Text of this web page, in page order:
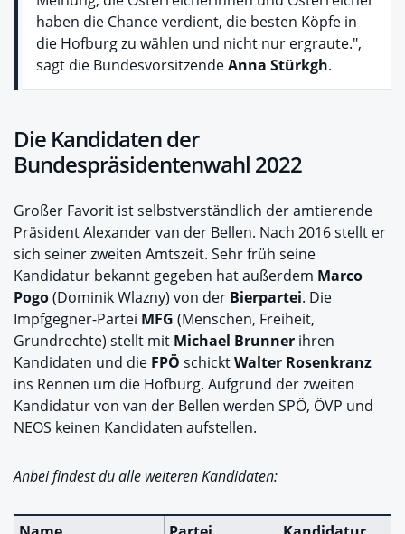
haben die Chance verdient, die besten Köpfe in
die Hofburg zu wählen und nicht nur ergraute.",
sagt die BundesvorsitzendeAnna Stürkgh.
Die Kandidaten der
Bundespräsidentenwahl 2022
Großer Favorit ist selbstverständlich der amtierende
Präsident Alexander van der Bellen. Nach 2016 stellt er
sich seiner zweiten Amtszeit. Sehr früh seine
Kandidatur bekannt gegeben hat außerdem Marco
Pogo(Dominik Wlazny) von der Bierpartei. Die
Impfgegner-Partei MFG (Menschen, Freiheit,
Grundrechte) stellt mit Michael Brunner ihren
Kandidaten und die FPÖ schicktWalter Rosenkranz
ins Rennen um die Hofburg. Aufgrund der zweiten
Kandidatur von van der Bellen werden SPÖ, ÖVP und
NEOS keinen Kandidaten aufstellen.
Anbei findest du alle weiteren Kandidaten: